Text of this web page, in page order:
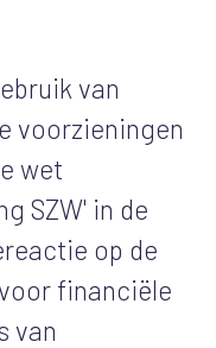
van
voorzieningen
wet
SZW' in de
op de
financiële
van